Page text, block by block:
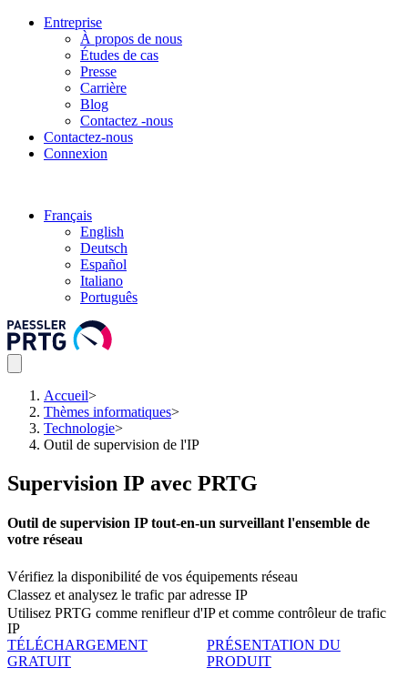
Entreprise
À propos de nous
Études de cas
Presse
Carrière
Blog
Contactez -nous
Contactez-nous
Connexion
Français
English
Deutsch
Español
Italiano
Português
Accueil>
Thèmes informatiques>
Technologie>
Outil de supervision de l'IP
Supervision IP avec PRTG
Outil de supervision IP tout-en-un surveillant l'ensemble de
votre réseau
Vérifiez la disponibilité de vos équipements réseau
Classez et analysez le trafic par adresse IP
Utilisez PRTG comme renifleur d'IP et comme contrôleur de trafic
IP
TÉLÉCHARGEMENT
GRATUIT
PRÉSENTATION DU
PRODUIT